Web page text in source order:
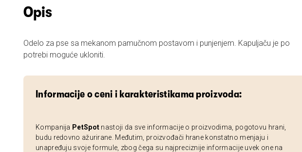
Opis
Odelo za pse sa mekanom pamučnom postavom i punjenjem. Kapuljaču je po
potrebi moguće ukloniti.
Informacije o ceni i karakteristikama proizvoda:
Kompanija PetSpot nastoji da sve informacije o proizvodima, pogotovu hrani,
budu redovno ažurirane. Međutim, proizvođači hrane konstatno menjaju i
unapređuju svoje formule, zbog čega su najpreciznije informacije uvek one na